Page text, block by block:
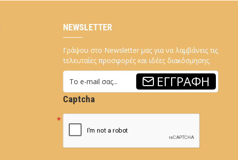
NEWSLETTER
Γράψου στο Newsletter μας για να λαμβάνεις τις
τελευταίες προσφορές και ιδέες διακόσμησης.
ΕΓΓΡΑΦΉ
Captcha